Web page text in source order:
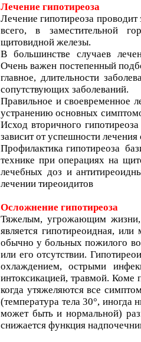
Лечение гипотиреоза
Лечение гипотиреоза
всего, в заместительной
щитовидной железы.
В большинстве случаев
Очень важен постепенный
главное, длительности
сопутствующих заболеваний.
Правильное и своевременное
устранению основных
Исход вторичного
зависит от успешности
Профилактика гипотиреоза
технике при операциях на
лечебных доз и
лечении тиреоидитов
Осложнение гипотиреоза
Тяжелым, угрожающим жизни,
является гипотиреоидная,
обычно у больных пожилого
или его отсутствии.
охлаждением, острыми
интоксикацией, травмой. Коме
когда утяжеляются все
(температура тела 30°, иногда
может быть и нормальной)
снижается функция